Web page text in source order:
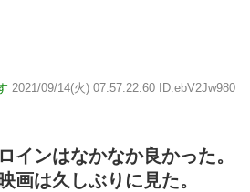
2021/09/14(火) 07:57:22.60 ID:ebV2Jw980
インはなかなか良かった。
画は久しぶりに見た。